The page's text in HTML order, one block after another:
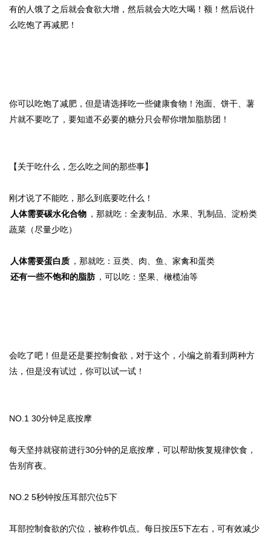
有的人饿了之后就会食欲大增，然后就会大吃大喝！额！然后说什
么吃饱了再减肥！
你可以吃饱了减肥，但是请选择吃一些健康食物！泡面、饼干、薯
片就不要吃了，要知道不必要的糖分只会帮你增加脂肪团！
【关于吃什么，怎么吃之间的那些事】
刚才说了不能吃，那么到底要吃什么！
人体需要碳水化合物 ，那就吃：全麦制品、水果、乳制品、淀粉类
蔬菜（尽量少吃）
人体需要蛋白质 ，那就吃：豆类、肉、鱼、家禽和蛋类
还有一些不饱和的脂肪 ，可以吃：坚果、橄榄油等
会吃了吧！但是还是要控制食欲，对于这个，小编之前看到两种方
法，但是没有试过，你可以试一试！
NO.1 30分钟足底按摩
每天坚持就寝前进行30分钟的足底按摩，可以帮助恢复规律饮食，
告别宵夜。
NO.2 5秒钟按压耳部穴位5下
耳部控制食欲的穴位，被称作饥点。每日按压5下左右，可有效减少